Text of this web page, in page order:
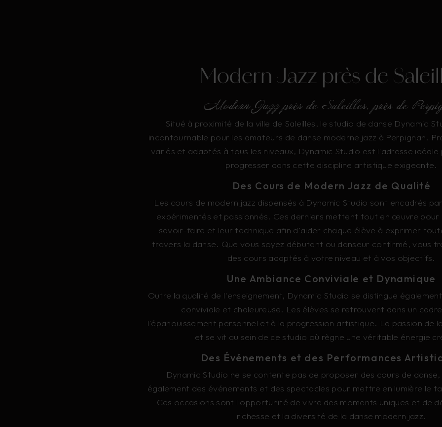
Modern Jazz près de
Modern Jazz près de Saleilles, près de
Situé à proximité de la ville de Saleilles, le studio de danse Dynamic
incontournable pour les amateurs de danse moderne jazz à Perpignan.
variés et adaptés à tous les niveaux, Dynamic Studio est l'adresse
progresser dans cette discipline artistique exigeante.
Des Cours de Modern Jazz de Qualité
Les cours de modern jazz dispensés à Dynamic Studio sont encadrés
expérimentés et passionnés. Ces derniers mettent tout en œuvre
savoir-faire et leur technique afin d'aider chaque élève à exprimer
travers la danse. Que vous soyez débutant ou danseur confirmé, vous
des cours adaptés à votre niveau et à vos objectifs.
Une Ambiance Conviviale et Dynamique
Outre la qualité de l'enseignement, Dynamic Studio se distingue
conviviale et chaleureuse. Les élèves se retrouvent dans un
l'épanouissement personnel et à la progression artistique. La passion de
et se vit au sein de ce studio où règne une véritable énergie
Des Événements et des Performances
Dynamic Studio ne se contente pas de proposer des cours de
également des événements et des spectacles pour mettre en lumière le
Ces occasions sont l'opportunité de vivre des moments uniques et de
richesse et la diversité de la danse modern jazz.